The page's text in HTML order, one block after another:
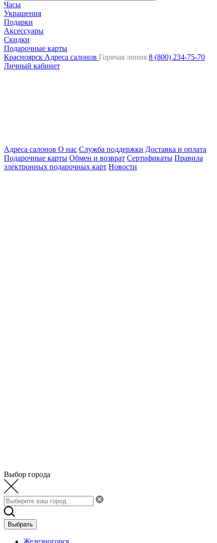
Часы
Украшения
Подарки
Аксессуары
Скидки
Подарочные карты
Красноярск Адреса салонов Горячая линия 8 (800) 234-75-70
Личный кабинет
Адреса салонов О нас Служба поддержки Доставка и оплата
Подарочные карты Обмен и возврат Сертификаты Правила
электронных подарочных карт Новости
Выбор города
Выбрать
Железногорск